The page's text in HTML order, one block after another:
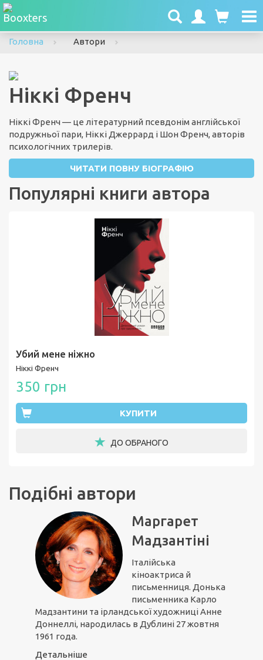
Головна
Автори
Ніккі Френч
Ніккі Френч — це літературний псевдонім англійської
подружньої пари, Ніккі Джеррард і Шон Френч, авторів
психологічних трилерів.
ЧИТАТИ ПОВНУ БІОГРАФІЮ
Популярні книги автора
Убий мене ніжно
Ніккі Френч
350 грн
КУПИТИ
ДО ОБРАНОГО
Подібні автори
Маргарет
Мадзантіні
Італійська
кіноактриса й
письменниця. Донька
письменника Карло
Мадзантини та ірландської художниці Анне
Доннеллі, народилась в Дублині 27 жовтня
1961 года.
Детальніше